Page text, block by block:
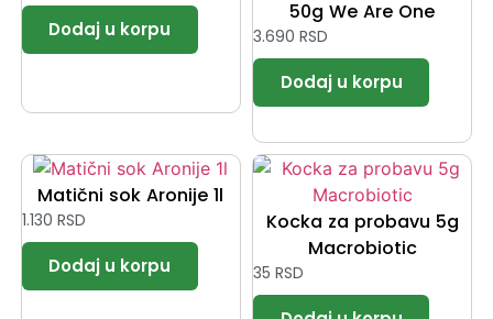
50g We Are One
3.690 RSD
Matični sok Aronije 1l
1.130 RSD
Kocka za probavu 5g
Macrobiotic
35 RSD